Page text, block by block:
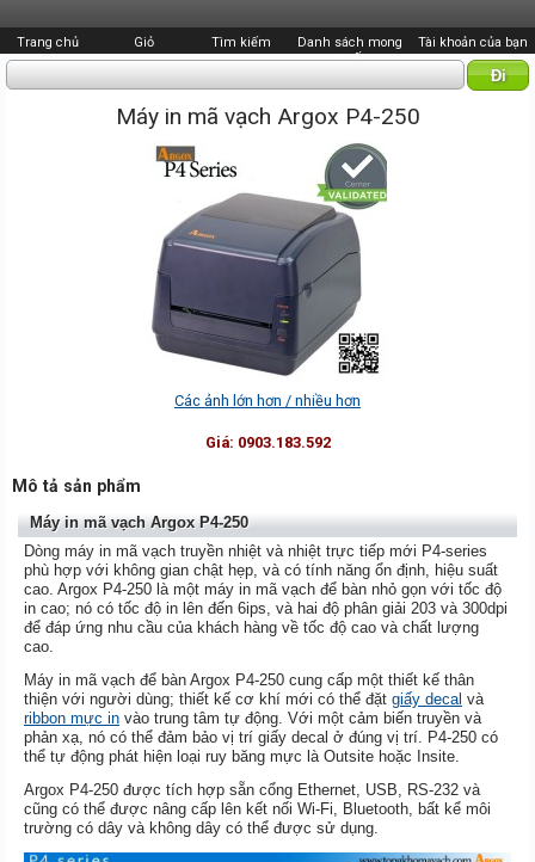
Trang chủ Giỏ Tìm kiếm
Danh sách mong
muốn
Tài khoản của bạn
Máy in mã vạch Argox P4-250
Các ảnh lớn hơn / nhiều hơn
Giá: 0903.183.592
Mô tả sản phẩm
Máy in mã vạch Argox P4-250
Dòng máy in mã vạch truyền nhiệt và nhiệt trực tiếp mới P4-series
phù hợp với không gian chật hẹp, và có tính năng ổn định, hiệu suất
cao. Argox P4-250 là một máy in mã vạch để bàn nhỏ gọn với tốc độ
in cao; nó có tốc độ in lên đến 6ips, và hai độ phân giải 203 và 300dpi
để đáp ứng nhu cầu của khách hàng về tốc độ cao và chất lượng
cao.
Máy in mã vạch để bàn Argox P4-250 cung cấp một thiết kế thân
thiện với người dùng; thiết kế cơ khí mới có thể đặt giấy decal và
ribbon mực in vào trung tâm tự động. Với một cảm biến truyền và
phản xạ, nó có thể đảm bảo vị trí giấy decal ở đúng vị trí. P4-250 có
thể tự động phát hiện loại ruy băng mực là Outsite hoặc Insite.
Argox P4-250 được tích hợp sẵn cổng Ethernet, USB, RS-232 và
cũng có thể được nâng cấp lên kết nối Wi-Fi, Bluetooth, bất kể môi
trường có dây và không dây có thể được sử dụng.